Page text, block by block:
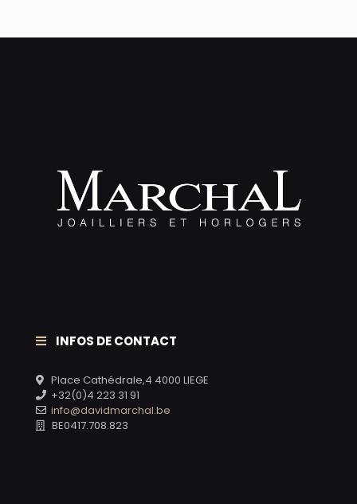
INFOS DE CONTACT
Place Cathédrale,4 4000 LIEGE
+32(0)4 223 31 91
info@davidmarchal.be
BE0417.708.823